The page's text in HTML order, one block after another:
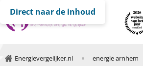
Direct naar de inhoud
Energievergelijker.nl energie arnhem